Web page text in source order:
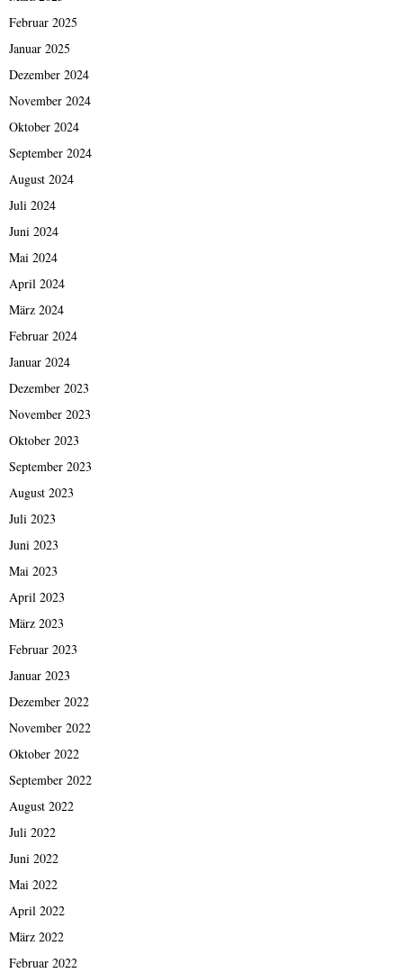
Februar 2025
Januar 2025
Dezember 2024
November 2024
Oktober 2024
September 2024
August 2024
Juli 2024
Juni 2024
Mai 2024
April 2024
März 2024
Februar 2024
Januar 2024
Dezember 2023
November 2023
Oktober 2023
September 2023
August 2023
Juli 2023
Juni 2023
Mai 2023
April 2023
März 2023
Februar 2023
Januar 2023
Dezember 2022
November 2022
Oktober 2022
September 2022
August 2022
Juli 2022
Juni 2022
Mai 2022
April 2022
März 2022
Februar 2022